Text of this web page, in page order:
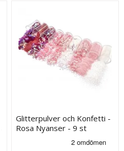
Glitterpulver och Konfetti -
Rosa Nyanser - 9 st